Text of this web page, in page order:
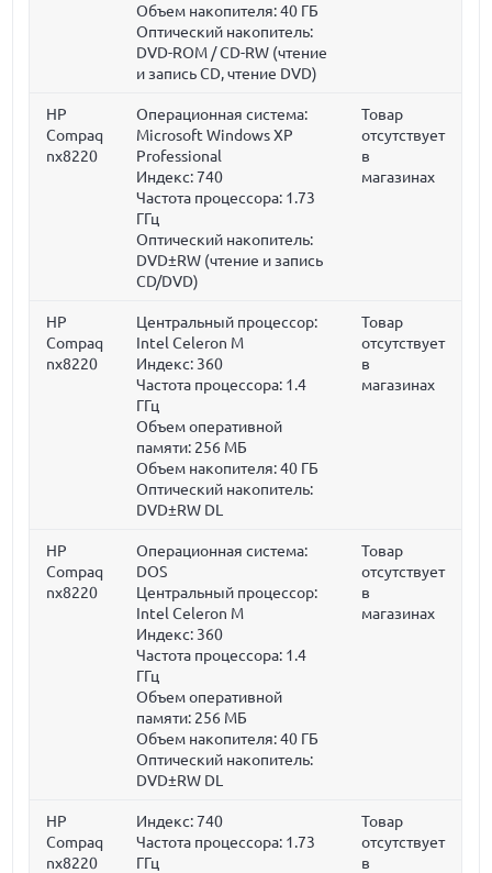
Объем накопителя:40 ГБ
Оптический накопитель:
DVD-ROM / CD-RW (чтение
и запись CD, чтение DVD)
HP
Compaq
nx8220
Операционная система:
Microsoft Windows XP
Professional
Индекс: 740
Частота процессора: 1.73
ГГц
Оптический накопитель:
DVD±RW (чтение и запись
CD/DVD)
Товар
отсутствует
в
магазинах
HP
Compaq
nx8220
Центральный процессор:
Intel Celeron M
Индекс: 360
Частота процессора: 1.4
ГГц
Объем оперативной
памяти: 256 МБ
Объем накопителя:40 ГБ
Оптический накопитель:
DVD±RW DL
Товар
отсутствует
в
магазинах
HP
Compaq
nx8220
Операционная система:
DOS
Центральный процессор:
Intel Celeron M
Индекс: 360
Частота процессора: 1.4
ГГц
Объем оперативной
памяти: 256 МБ
Объем накопителя:40 ГБ
Оптический накопитель:
DVD±RW DL
Товар
отсутствует
в
магазинах
HP
Compaq
nx8220
Индекс: 740
Частота процессора: 1.73
ГГц
Товар
отсутствует
в